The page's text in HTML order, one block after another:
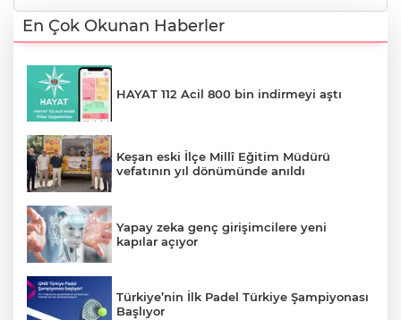
En Çok Okunan Haberler
HAYAT 112 Acil 800 bin indirmeyi aştı
Keşan eski İlçe Millî Eğitim Müdürü
vefatının yıl dönümünde anıldı
Yapay zeka genç girişimcilere yeni
kapılar açıyor
Türkiye’nin İlk Padel Türkiye Şampiyonası
Başlıyor